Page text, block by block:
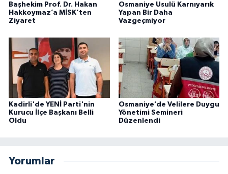
Başhekim Prof. Dr. Hakan
Hakkoymaz’a MİSK’ten
Ziyaret
Osmaniye Usulü Karnıyarık
Yapan Bir Daha
Vazgeçmiyor
Kadirli'de YENİ Parti'nin
Kurucu İlçe Başkanı Belli
Oldu
Osmaniye’de Velilere Duygu
Yönetimi Semineri
Düzenlendi
Yorumlar